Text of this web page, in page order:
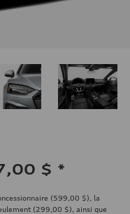
$ *
(599,00 $), la
(299,00 $), ainsi que